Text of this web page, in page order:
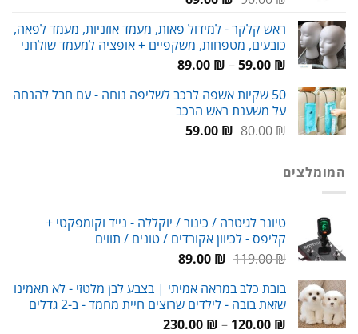
היה:
90.00 ₪.
הוא:
69.00 ₪.
ראש קלקר - למידול פאות, מעמד אוזניות, מעמד לפאה,
כובעים, מטפחות, משקפיים + אופציה למעמד שולחני
59.00 ₪
–
89.00 ₪
טווח
עד
50 שקיות אשפה לרכב לשליפה נוחה - עם חבל להנחה
על משענת ראש הרכב
80.00₪
המחיר59.00 ₪
המחיר
המומלצים
טיונר לגיטרה / כינור / יוקללה - נייד וקומפקטי +
קליפס - לכיוון אקורדים / טונים / תווים
119.00₪
המחיר
היה:
119.00 ₪.
89.00 ₪
המחיר
הוא:
89.00 ₪.
בובת כלב במראה אמיתי | בצבע לבן מלטזי - לא תאמינו
שזאת בובה - לילדים שרוצים חיית מחמד - ב-2 גדלים
120.00 ₪
–
230.00 ₪
טווח